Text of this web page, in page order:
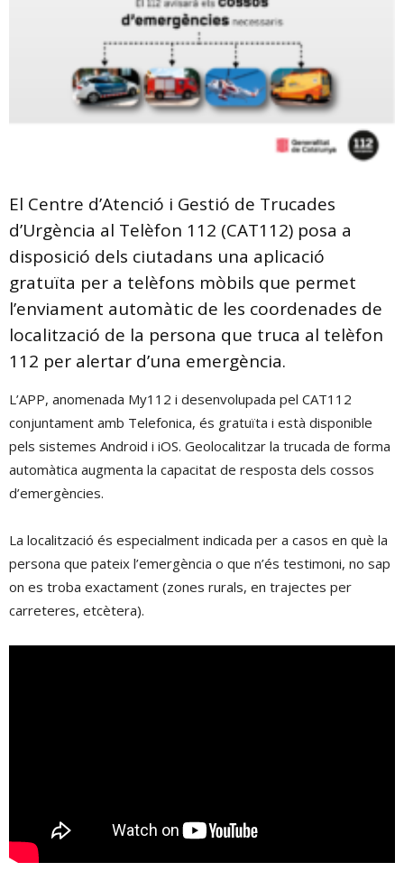
El Centre d’Atenció i Gestió de Trucades
d’Urgència al Telèfon 112 (CAT112) posa a
disposició dels ciutadans una aplicació
gratuïta per a telèfons mòbils que permet
l’enviament automàtic de les coordenades de
localització de la persona que truca al telèfon
112 per alertar d’una emergència.
L’APP, anomenada My112 i desenvolupada pel CAT112
conjuntament amb Telefonica, és gratuïta i està disponible
pels sistemes Android i iOS. Geolocalitzar la trucada de forma
automàtica augmenta la capacitat de resposta dels cossos
d’emergències.
La localització és especialment indicada per a casos en què la
persona que pateix l’emergència o que n’és testimoni, no sap
on es troba exactament (zones rurals, en trajectes per
carreteres, etcètera).